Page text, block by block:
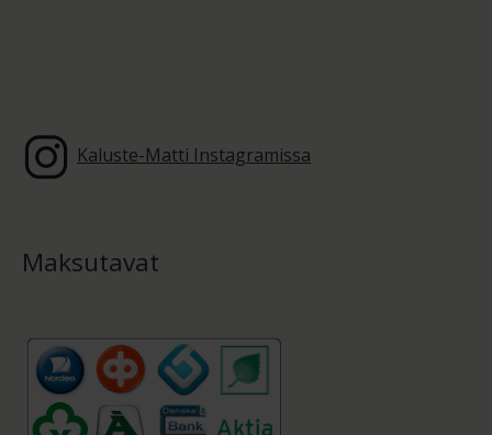
Kaluste-Matti Instagramissa
Maksutavat